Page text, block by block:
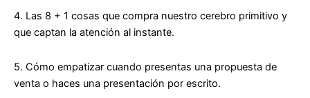
4. Las 8 + 1 cosas que compra nuestro cerebro primitivo y
que captan la atención al instante.
5. Cómo empatizar cuando presentas una propuesta de
venta o haces una presentación por escrito.